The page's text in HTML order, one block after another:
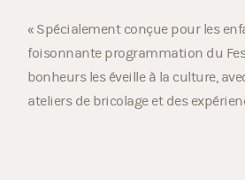
« Spécialement conçue pour les
foisonnante programmation du
bonheurs les éveille à la culture,
ateliers de bricolage et des